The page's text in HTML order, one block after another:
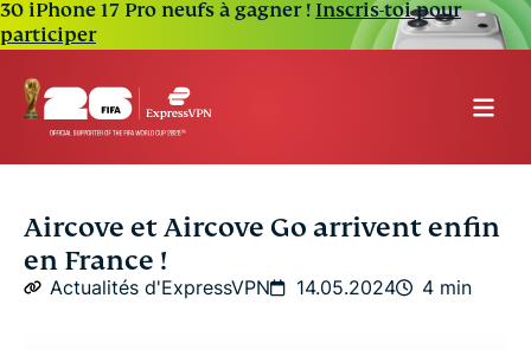
30 iPhone 17 Pro neufs à gagner ! Inscris-toi pour
participer
Aircove et Aircove Go arrivent enfin
en France !
Actualités d'ExpressVPN 14.05.2024 4 min